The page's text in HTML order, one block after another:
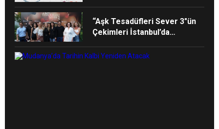
“Aşk Tesadüfleri Sever 3″ün
Çekimleri İstanbul’da